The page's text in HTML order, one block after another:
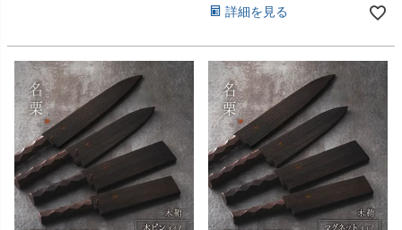
詳細を見る